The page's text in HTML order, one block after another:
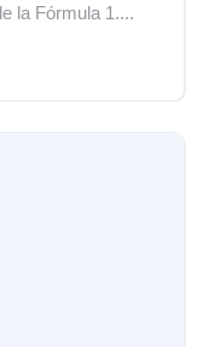
la Fórmula 1....